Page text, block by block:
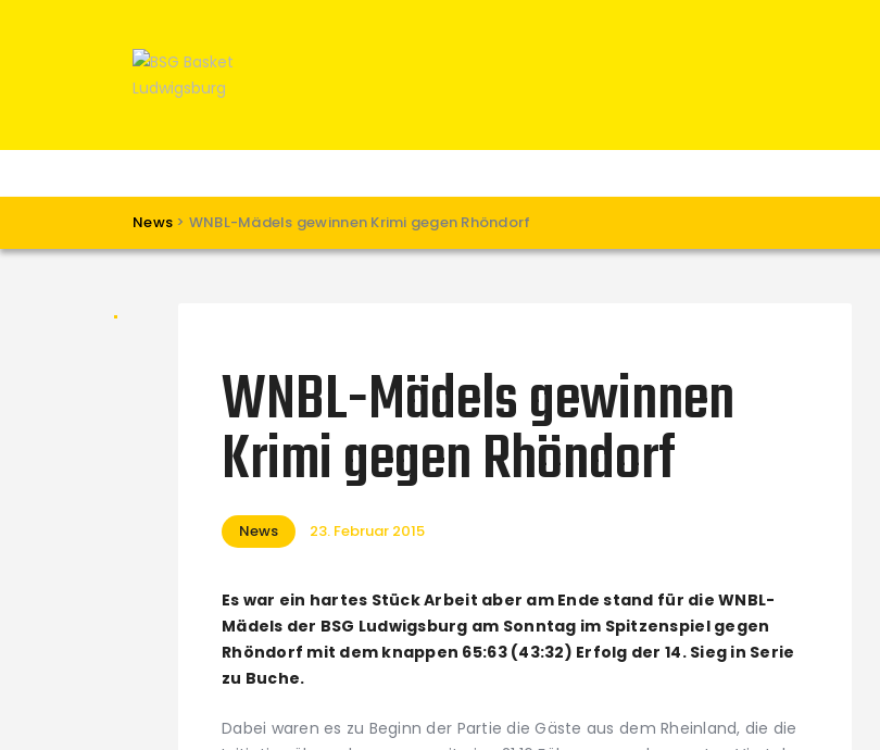
News > WNBL-Mädels gewinnen Krimi gegen Rhöndorf
Spielbetrieb
WNBL-Mädels gewinnen
Krimi gegen Rhöndorf
News 23. Februar 2015
Es war ein hartes Stück Arbeit aber am Ende stand für die WNBL-
Mädels der BSG Ludwigsburg am Sonntag im Spitzenspiel gegen
Rhöndorf mit dem knappen 65:63 (43:32) Erfolg der 14. Sieg in Serie
zu Buche.
Dabei waren es zu Beginn der Partie die Gäste aus dem Rheinland, die die